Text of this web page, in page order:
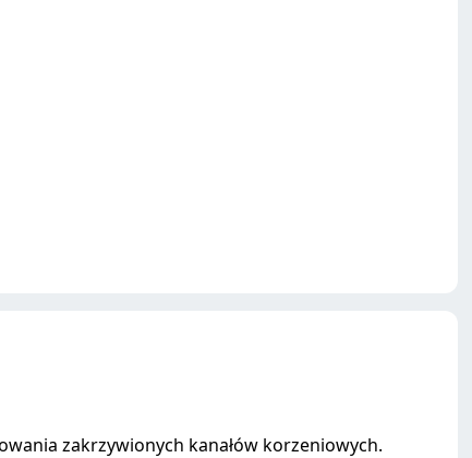
zakrzywionych kanałów korzeniowych.